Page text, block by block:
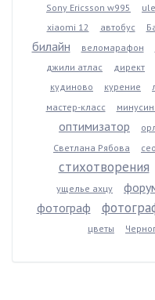
Sony Ericsson w995
xiaomi 12
автобус
билайн веломарафон
джили атлас
директ
кудиново
курение
мастер-класс
оптимизатор
Светлана Рябова
сео
стихотворения
ущелье ахцу
фотограф
цветы